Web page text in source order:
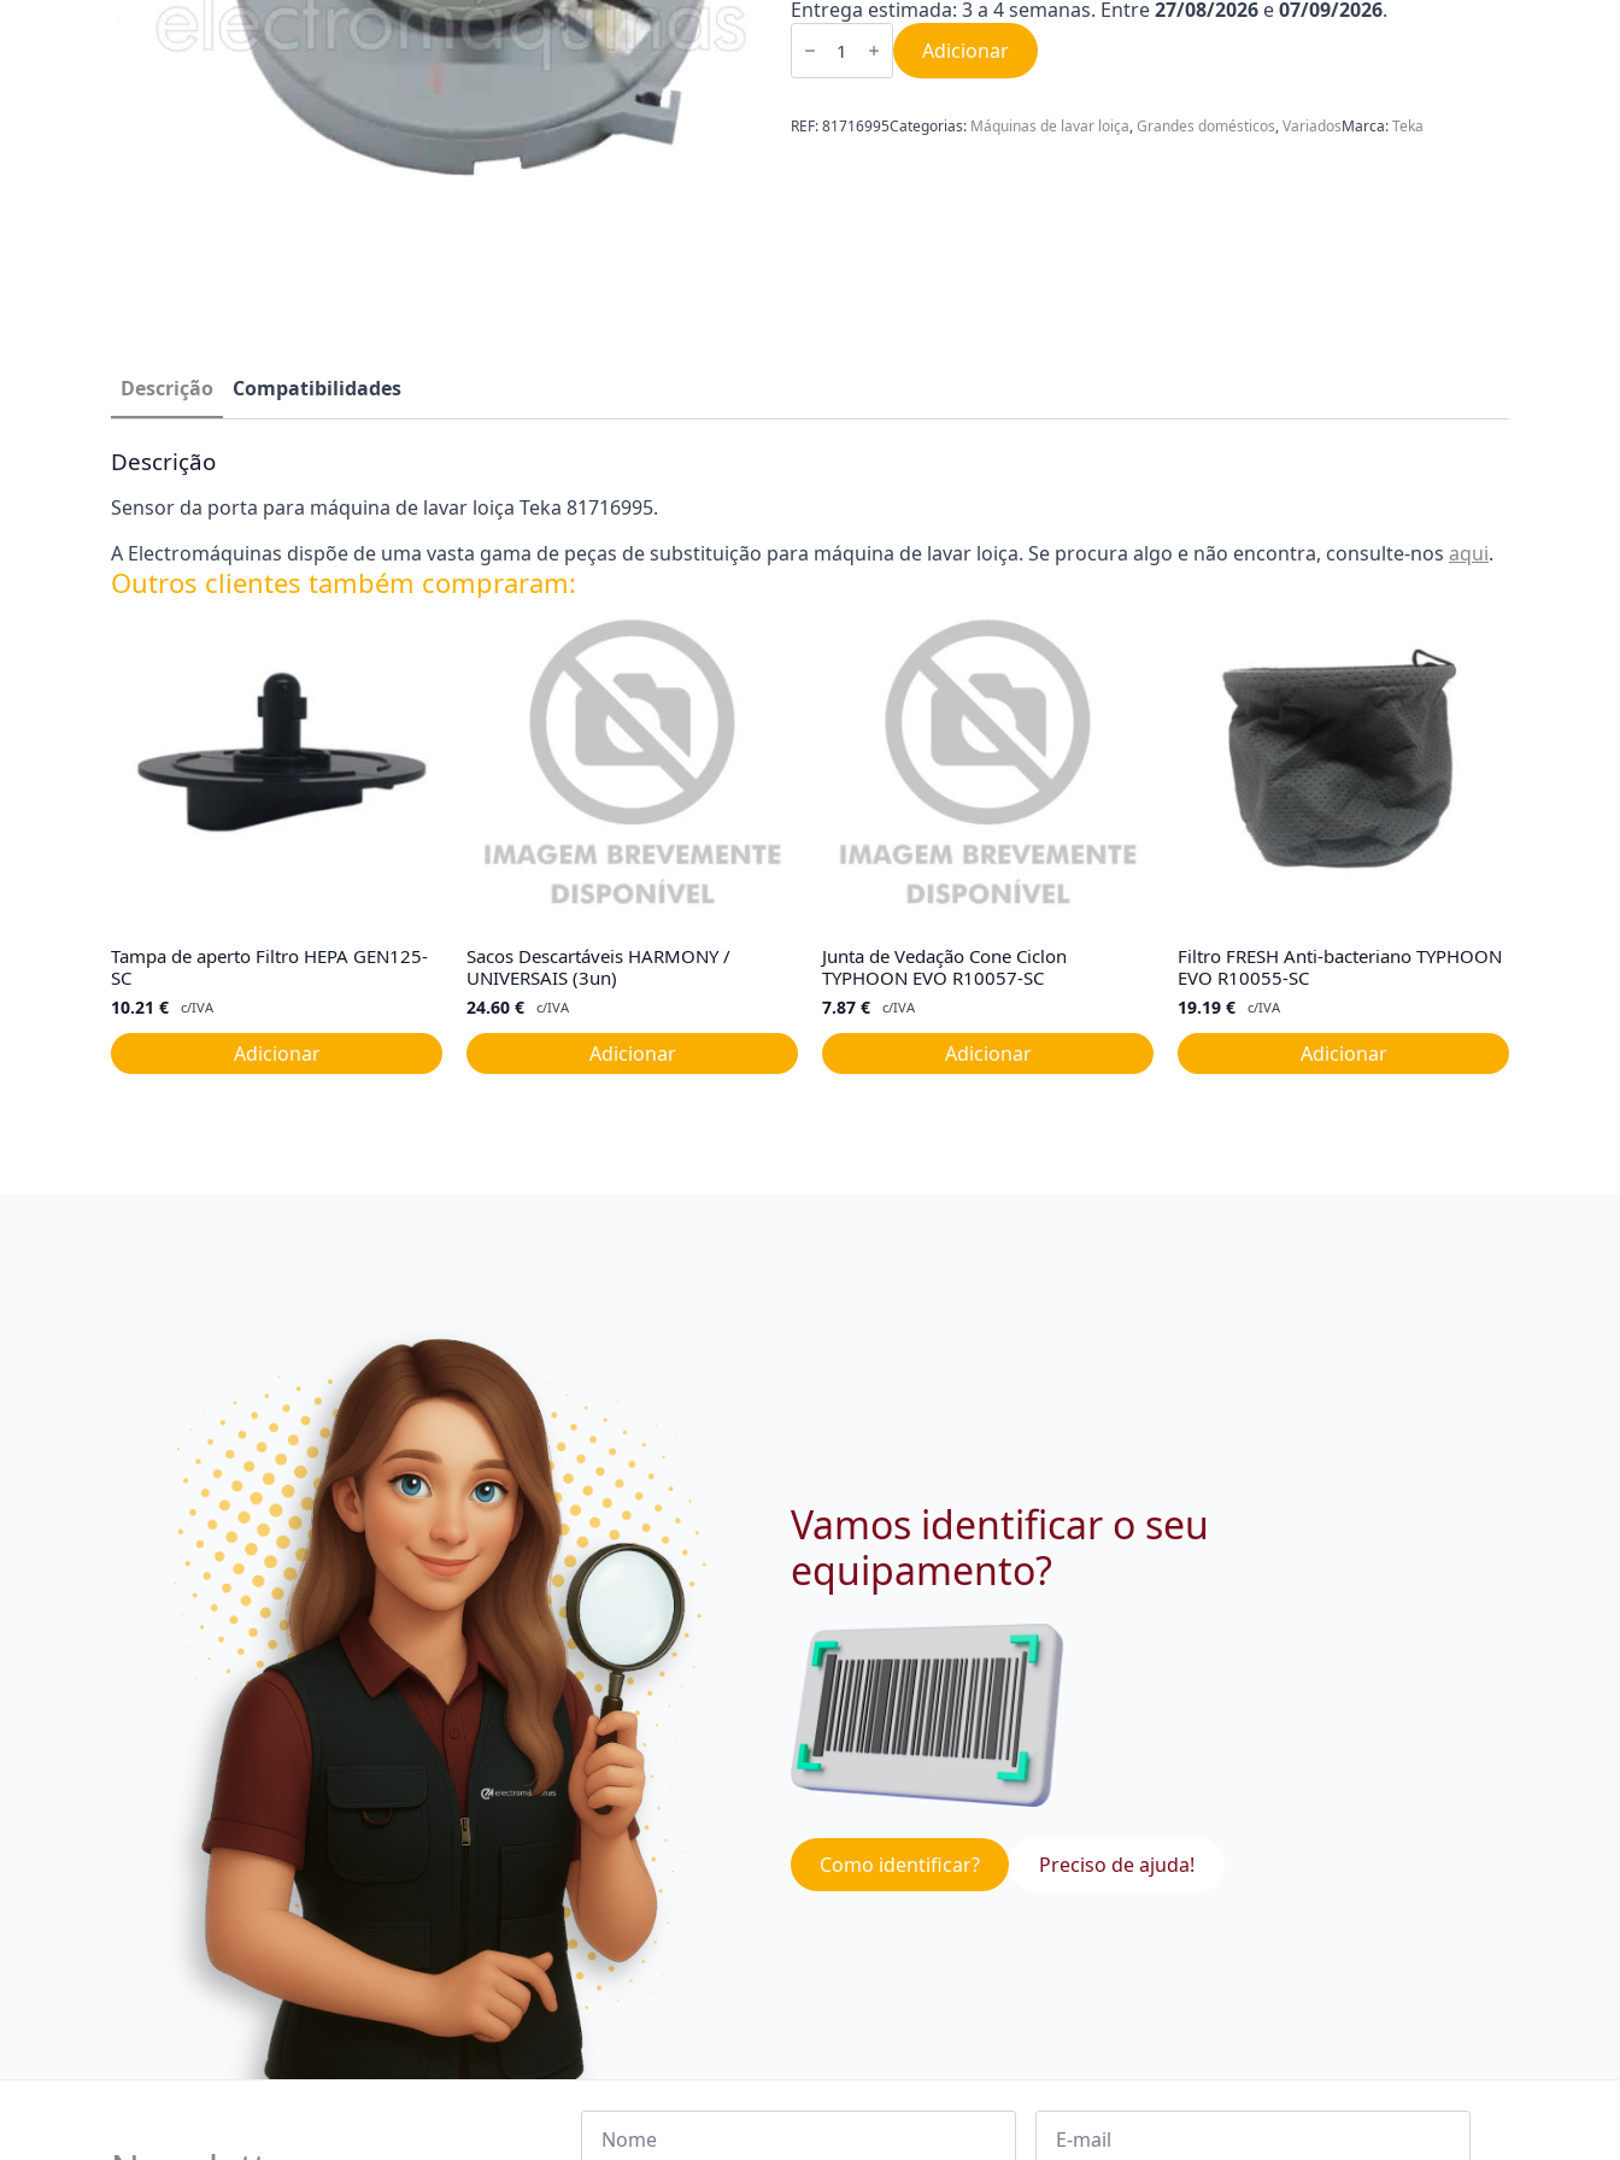
Entrega estimada: 3 a 4 semanas. Entre27/08/2026 e07/09/2026.
Quantidade
de
da
Teka
81716995
Adicionar
REF:81716995Categorias: Máquinas de lavar loiça,Grandes domésticos,VariadosMarca:Teka
Descrição Compatibilidades
Descrição
Sensor da porta para máquina de lavar loiça Teka 81716995.
A Electromáquinas dispõe de uma vasta gama de peças de substituição para máquina de lavar loiça. Se procura algo e não encontra, consulte-nos aqui.
Outros clientes também compraram:
Tampa de aperto Filtro HEPA GEN125-
SC
10.21 € c/IVA
Adicionar
Sacos Descartáveis HARMONY /
UNIVERSAIS (3un)
24.60 € c/IVA
Adicionar
Junta de Vedação Cone Ciclon
TYPHOON EVO R10057-SC
7.87 € c/IVA
Adicionar
Filtro FRESH Anti-bacteriano TYPHOON
EVO R10055-SC
19.19 € c/IVA
Adicionar
Vamos identificar o seu
equipamento?
Como identificar? Preciso de ajuda!
Nome Email